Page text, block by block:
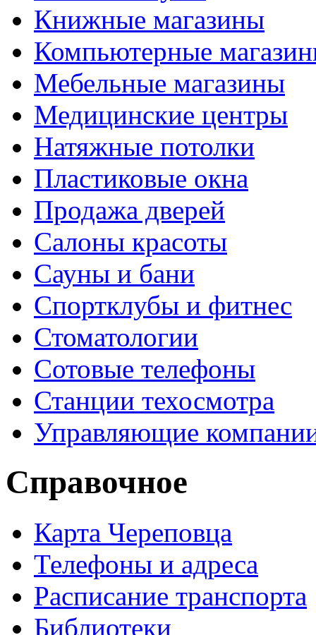
Книжные магазины
Компьютерные
Мебельные магазины
Медицинские центры
Натяжные потолки
Пластиковые окна
Продажа дверей
Салоны красоты
Сауны и бани
Спортклубы и фитнес
Стоматологии
Сотовые телефоны
Станции техосмотра
Управляющие
Справочное
Карта Череповца
Телефоны и адреса
Расписание транспорта
Библиотеки